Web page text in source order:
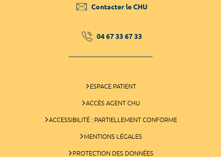
Contacter le CHU
04 67 33 67 33
ESPACE PATIENT
ACCÈS AGENT CHU
ACCESSIBILITÉ : PARTIELLEMENT CONFORME
MENTIONS LÉGALES
PROTECTION DES DONNÉES